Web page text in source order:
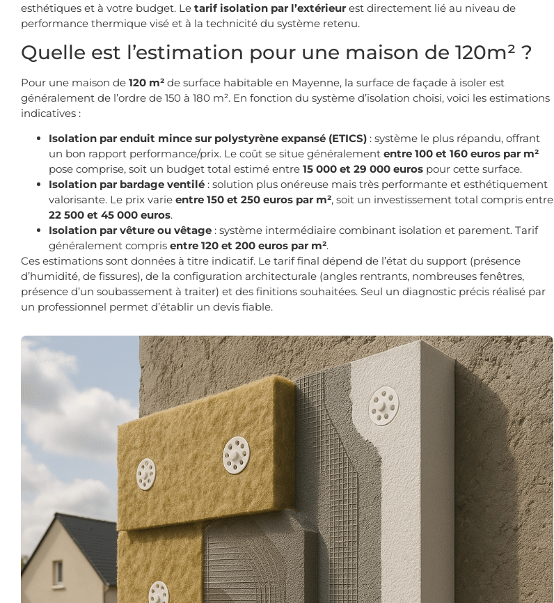
esthétiques et à votre budget. Le tarif isolation par l’extérieur est directement lié au niveau de
performance thermique visé et à la technicité du système retenu.
Quelle est l’estimation pour une maison de 120m² ?
Pour une maison de 120 m² de surface habitable en Mayenne, la surface de façade à isoler est
généralement de l’ordre de 150 à 180 m². En fonction du système d’isolation choisi, voici les estimations
indicatives :
Isolation par enduit mince sur polystyrène expansé (ETICS) : système le plus répandu, offrant
un bon rapport performance/prix. Le coût se situe généralement entre 100 et 160 euros par m²
pose comprise, soit un budget total estimé entre 15 000 et 29 000 euros pour cette surface.
Isolation par bardage ventilé : solution plus onéreuse mais très performante et esthétiquement
valorisante. Le prix varie entre 150 et 250 euros par m², soit un investissement total compris entre
22 500 et 45 000 euros.
Isolation par vêture ou vêtage : système intermédiaire combinant isolation et parement. Tarif
généralement compris entre 120 et 200 euros par m².
Ces estimations sont données à titre indicatif. Le tarif final dépend de l’état du support (présence
d’humidité, de fissures), de la configuration architecturale (angles rentrants, nombreuses fenêtres,
présence d’un soubassement à traiter) et des finitions souhaitées. Seul un diagnostic précis réalisé par
un professionnel permet d’établir un devis fiable.